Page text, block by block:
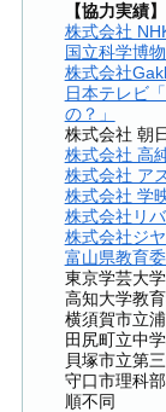
【協力実績】
株式会社
国立科学博
株式会社
日本テレビ
の？」
株式会社 朝
株式会社 高
株式会社 ア
株式会社 学
株式会社リ
株式会社ジ
富山県教育
東京学芸大
高知大学教
横須賀市立
田尻町立中
貝塚市立第
守口市理科
順不同